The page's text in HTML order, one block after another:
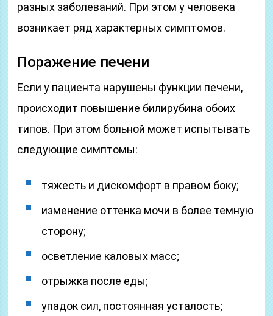
разных заболеваний. При этом у человека
возникает ряд характерных симптомов.
Поражение печени
Если у пациента нарушены функции печени,
происходит повышение билирубина обоих
типов. При этом больной может испытывать
следующие симптомы:
тяжесть и дискомфорт в правом боку;
изменение оттенка мочи в более темную
сторону;
осветление каловых масс;
отрыжка после еды;
упадок сил, постоянная усталость;